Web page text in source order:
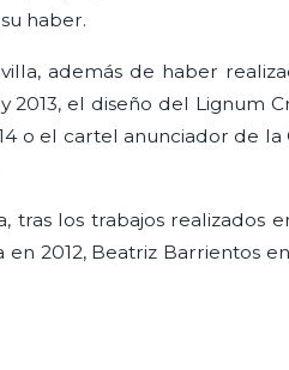
haber.
además de haber
el diseño del Lignum
o el cartel anunciador de
tras los trabajos realizados
en 2012, Beatriz Barrientos